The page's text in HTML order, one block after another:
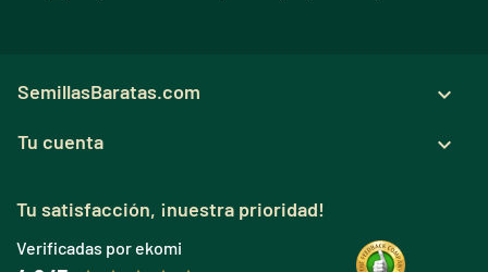
SemillasBaratas.com 
Tu cuenta 
Tu satisfacción, ¡nuestra prioridad!
Verificadas por ekomi